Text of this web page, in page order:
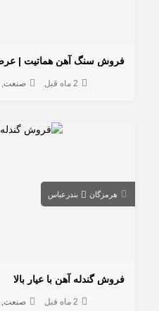
2 ماه قبل صنعت
هرمزگان بندرعباس
فروش گندله آهن با عیار بالا
2 ماه قبل صنعت